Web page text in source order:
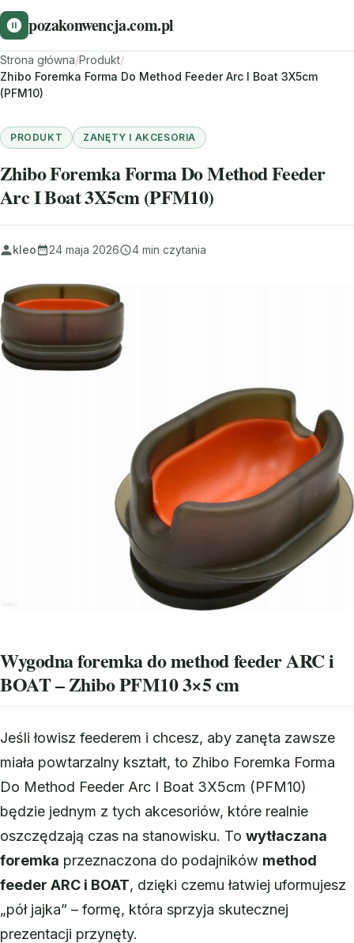
pozakonwencja.com.pl
Strona główna/Produkt/
Zhibo Foremka Forma Do Method Feeder Arc I Boat 3X5cm
(PFM10)
PRODUKT ZANĘTY I AKCESORIA
Zhibo Foremka Forma Do Method Feeder
Arc I Boat 3X5cm (PFM10)
kleo 24 maja 2026 4 min czytania
Wygodna foremka do method feeder ARC i
BOAT – Zhibo PFM10 3×5 cm
Jeśli łowisz feederem i chcesz, aby zanęta zawsze
miała powtarzalny kształt, to Zhibo Foremka Forma
Do Method Feeder Arc I Boat 3X5cm (PFM10)
będzie jednym z tych akcesoriów, które realnie
oszczędzają czas na stanowisku. To wytłaczana
foremka przeznaczona do podajników method
feeder ARC i BOAT, dzięki czemu łatwiej uformujesz
„pół jajka” – formę, która sprzyja skutecznej
prezentacji przynęty.